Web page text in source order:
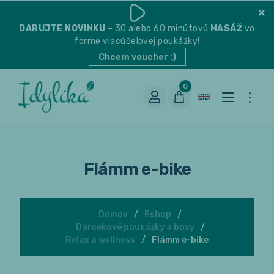
DARUJTE NOVINKU – 30 alebo 60 minútovú MASÁŽ vo
forme viacúčelovej poukážky!
Chcem voucher :)
Vhodná na espresso
0
Flámm e-bike
Domov
Eshop
Darčekové poukážky a boxy
Relax a wellness
Flámm e-bike